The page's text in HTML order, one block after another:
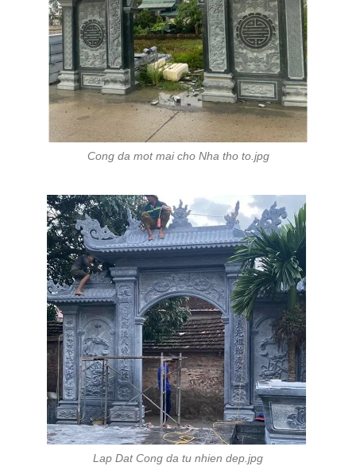
Cong da mot mai cho Nha tho to.jpg
Lap Dat Cong da tu nhien dep.jpg